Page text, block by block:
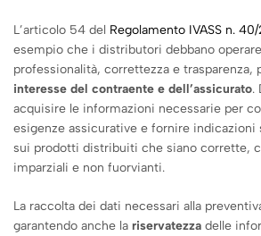
L’articolo 54 del Regolamento IVASS n. 40/
esempio che i distributori debbano
professionalità, correttezza e trasparenza,
interesse del contraente e dell’assicurato.
acquisire le informazioni necessarie per
esigenze assicurative e fornire indicazioni
sui prodotti distribuiti che siano corrette,
imparziali e non fuorvianti.
La raccolta dei dati necessari alla
garantendo anche la riservatezza delle